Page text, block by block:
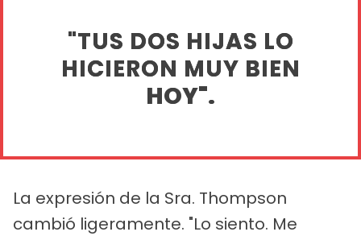
"TUS DOS HIJAS LO
HICIERON MUY BIEN
HOY".
La expresión de la Sra. Thompson
cambió ligeramente. "Lo siento. Me